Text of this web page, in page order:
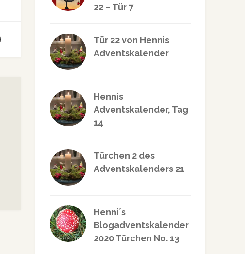
22 – Tür 7
Tür 22 von Hennis
Adventskalender
Hennis
Adventskalender, Tag
14
Türchen 2 des
Adventskalenders 21
Henni´s
Blogadventskalender
2020 Türchen No. 13